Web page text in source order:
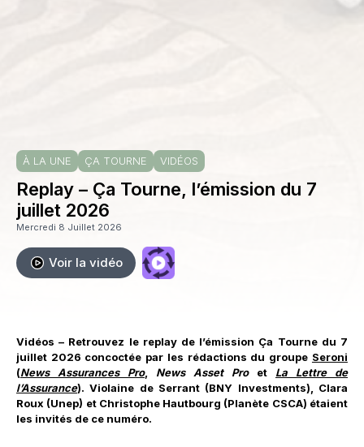
À LA UNE ÇA TOURNE VIDÉOS
Replay – Ça Tourne, l’émission du 7
juillet 2026
Mercredi 8 Juillet 2026
Voir la vidéo
Vidéos – Retrouvez le replay de l’émission Ça Tourne du 7
juillet 2026 concoctée par les rédactions du groupe Seroni
(News Assurances Pro, News Asset Proet La Lettre de
l’Assurance). Violaine de Serrant (BNY Investments), Clara
Roux (Unep) et Christophe Hautbourg (Planète CSCA) étaient
les invités de ce numéro.